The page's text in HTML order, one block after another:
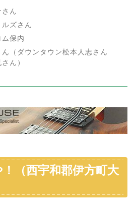
さん
ズさん
ム保内
（ダウンタウン松本人志さん
ん）
（西宇和郡伊方町大